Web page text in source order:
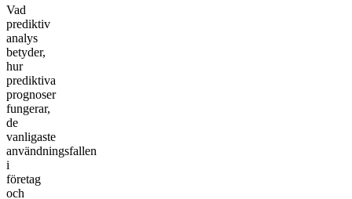
Vad
prediktiv
analys
betyder,
hur
prediktiva
prognoser
fungerar,
de
vanligaste
användningsfallen
i
företag
och